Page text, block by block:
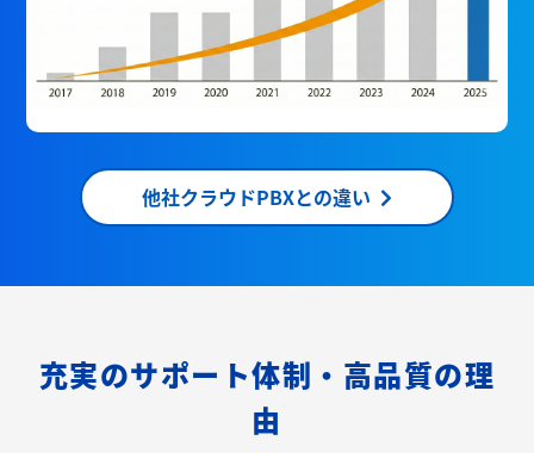
他社クラウドPBXとの違い
充実のサポート体制・高品質の理
由